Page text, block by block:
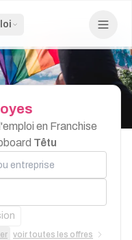
en Franchise
Têtu
voir toutes les offres